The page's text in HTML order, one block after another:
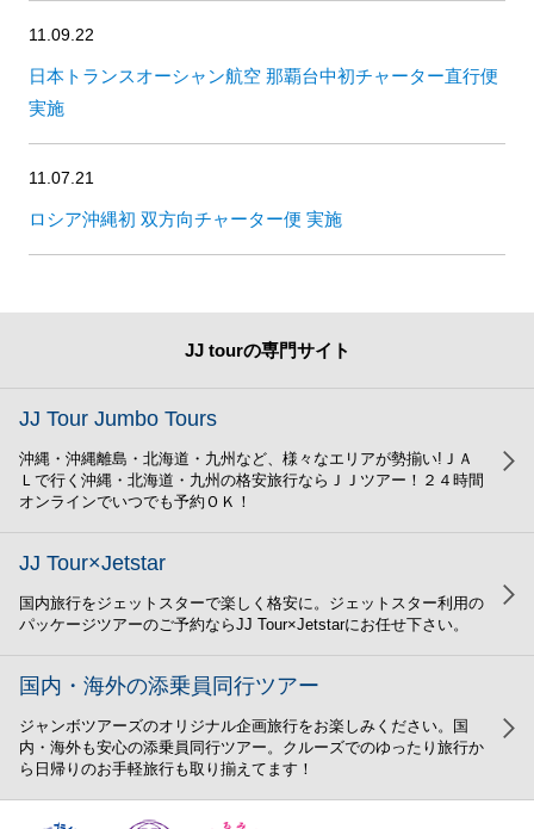
11.09.22
日本トランスオーシャン航空 那覇台中初チャーター直行便
実施
11.07.21
ロシア沖縄初 双方向チャーター便 実施
JJ tourの専門サイト
JJ Tour Jumbo Tours
沖縄・沖縄離島・北海道・九州など、様々なエリアが勢揃い!ＪＡ
Ｌで行く沖縄・北海道・九州の格安旅行ならＪＪツアー！２４時間
オンラインでいつでも予約ＯＫ！
JJ Tour×Jetstar
国内旅行をジェットスターで楽しく格安に。ジェットスター利用の
パッケージツアーのご予約ならJJ Tour×Jetstarにお任せ下さい。
国内・海外の添乗員同行ツアー
ジャンボツアーズのオリジナル企画旅行をお楽しみください。国
内・海外も安心の添乗員同行ツアー。クルーズでのゆったり旅行か
ら日帰りのお手軽旅行も取り揃えてます！